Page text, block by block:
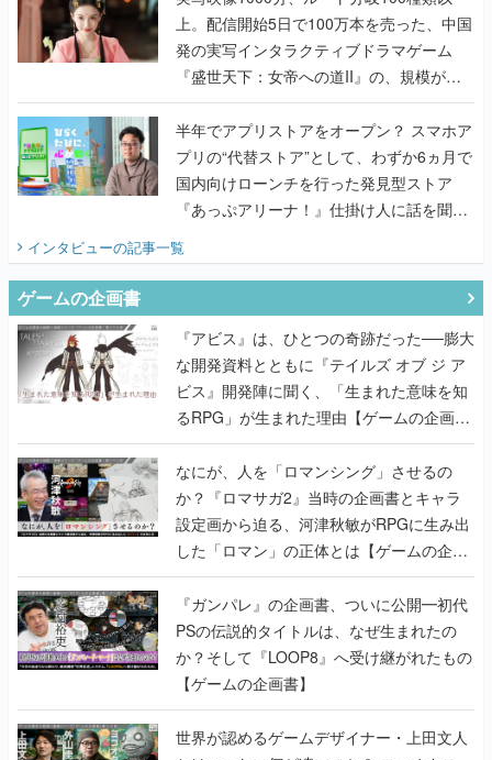
上。配信開始5日で100万本を売った、中国
発の実写インタラクティブドラマゲーム
『盛世天下：女帝への道II』の、規模が違
うこだわりをプロデューサーに聞いた
半年でアプリストアをオープン？ スマホア
プリの“代替ストア”として、わずか6ヵ月で
国内向けローンチを行った発見型ストア
『あっぷアリーナ！』仕掛け人に話を聞い
インタビューの記事一覧
ゲームの企画書
『アビス』は、ひとつの奇跡だった──膨大
な開発資料とともに『テイルズ オブ ジ ア
ビス』開発陣に聞く、「生まれた意味を知
るRPG」が生まれた理由【ゲームの企画
書】
なにが、人を「ロマンシング」させるの
か？『ロマサガ2』当時の企画書とキャラ
設定画から迫る、河津秋敏がRPGに生み出
した「ロマン」の正体とは【ゲームの企画
書】
『ガンパレ』の企画書、ついに公開━初代
PSの伝説的タイトルは、なぜ生まれたの
か？そして『LOOP8』へ受け継がれたもの
【ゲームの企画書】
世界が認めるゲームデザイナー・上田文人